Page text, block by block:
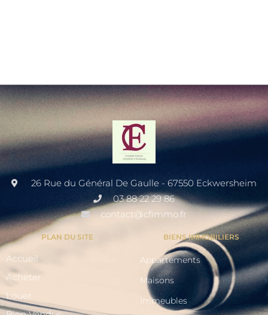
26 Rue du Général De Gaulle - 67550 Eckwersheim
03 88 22 29 86
contact@cfimmo.fr
PLAN DU SITE
Accueil
Acheter
Louer
BIENS IMMOBILIERS
Appartements
Maisons
Immeubles